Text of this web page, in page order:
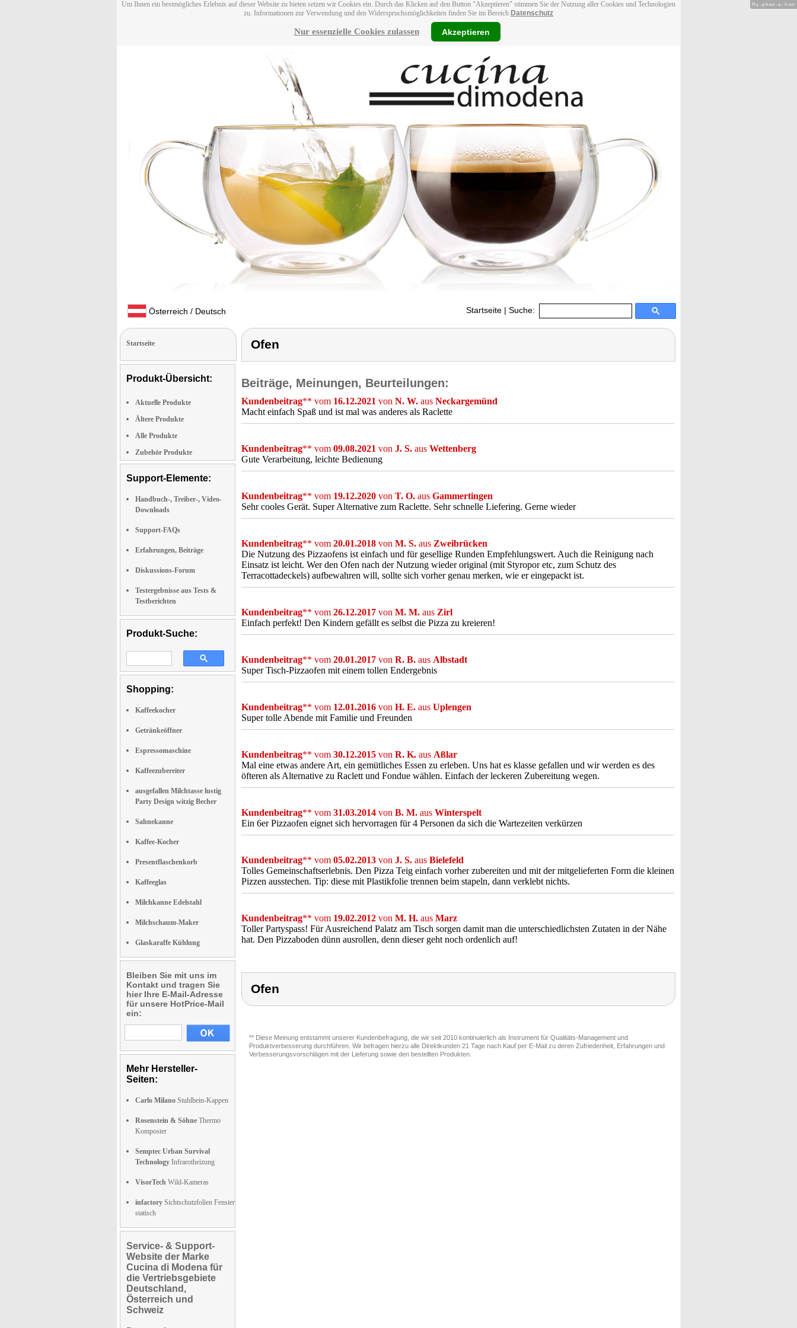
Um Ihnen ein bestmögliches Erlebnis auf dieser Website zu bieten setzen wir Cookies ein. Durch das Klicken auf den Button "Akzeptieren" stimmen Sie der Nutzung aller Cookies und Technologien
zu. Informationen zur Verwendung und den Widerspruchsmöglichkeiten finden Sie im Bereich Datenschutz
Nur essenzielle Cookies zulassen Akzeptieren
Österreich / Deutsch Startseite | Suche:
Startseite
Produkt-Übersicht:
Aktuelle Produkte
Ältere Produkte
Alle Produkte
Zubehör Produkte
Support-Elemente:
Handbuch-, Treiber-, Video-
Downloads
Support-FAQs
Erfahrungen, Beiträge
Diskussions-Forum
Testergebnisse aus Tests &
Testberichten
Produkt-Suche:
Shopping:
Kaffeekocher
Getränkeöffner
Espressomaschine
Kaffeezubereiter
ausgefallen Milchtasse lustig
Party Design witzig Becher
Sahnekanne
Kaffee-Kocher
Presentflaschenkorb
Kaffeeglas
Milchkanne Edelstahl
Milchschaum-Maker
Glaskaraffe Kühlung
Bleiben Sie mit uns im
Kontakt und tragen Sie
hier Ihre E-Mail-Adresse
für unsere HotPrice-Mail
ein:
Mehr Hersteller-
Seiten:
Carlo Milano Stuhlbein-Kappen
Rosenstein & Söhne Thermo
Komposter
Semptec Urban Survival
Technology Infrarotheizung
VisorTech Wild-Kameras
infactory Sichtschutzfolien Fenster
statisch
Service- & Support-
Website der Marke
Cucina di Modena für
die Vertriebsgebiete
Deutschland,
Österreich und
Schweiz
Ofen
Beiträge, Meinungen, Beurteilungen:
Kundenbeitrag** vom 16.12.2021 von N. W. aus Neckargemünd
Macht einfach Spaß und ist mal was anderes als Raclette
Kundenbeitrag** vom 09.08.2021 von J. S. aus Wettenberg
Gute Verarbeitung, leichte Bedienung
Kundenbeitrag** vom 19.12.2020 von T. O. aus Gammertingen
Sehr cooles Gerät. Super Alternative zum Raclette. Sehr schnelle Liefering. Gerne wieder
Kundenbeitrag** vom 20.01.2018 von M. S. aus Zweibrücken
Die Nutzung des Pizzaofens ist einfach und für gesellige Runden Empfehlungswert. Auch die Reinigung nach
Einsatz ist leicht. Wer den Ofen nach der Nutzung wieder original (mit Styropor etc, zum Schutz des
Terracottadeckels) aufbewahren will, sollte sich vorher genau merken, wie er eingepackt ist.
Kundenbeitrag** vom 26.12.2017 von M. M. aus Zirl
Einfach perfekt! Den Kindern gefällt es selbst die Pizza zu kreieren!
Kundenbeitrag** vom 20.01.2017 von R. B. aus Albstadt
Super Tisch-Pizzaofen mit einem tollen Endergebnis
Kundenbeitrag** vom 12.01.2016 von H. E. aus Uplengen
Super tolle Abende mit Familie und Freunden
Kundenbeitrag** vom 30.12.2015 von R. K. aus Aßlar
Mal eine etwas andere Art, ein gemütliches Essen zu erleben. Uns hat es klasse gefallen und wir werden es des
öfteren als Alternative zu Raclett und Fondue wählen. Einfach der leckeren Zubereitung wegen.
Kundenbeitrag** vom 31.03.2014 von B. M. aus Winterspelt
Ein 6er Pizzaofen eignet sich hervorragen für 4 Personen da sich die Wartezeiten verkürzen
Kundenbeitrag** vom 05.02.2013 von J. S. aus Bielefeld
Tolles Gemeinschaftserlebnis. Den Pizza Teig einfach vorher zubereiten und mit der mitgelieferten Form die kleinen
Pizzen ausstechen. Tip: diese mit Plastikfolie trennen beim stapeln, dann verklebt nichts.
Kundenbeitrag** vom 19.02.2012 von M. H. aus Marz
Toller Partyspass! Für Ausreichend Palatz am Tisch sorgen damit man die unterschiedlichsten Zutaten in der Nähe
hat. Den Pizzaboden dünn ausrollen, denn dieser geht noch ordenlich auf!
Ofen
** Diese Meinung entstammt unserer Kundenbefragung, die wir seit 2010 kontinuierlich als Instrument für Qualitäts-Management und
Produktverbesserung durchführen. Wir befragen hierzu alle Direktkunden 21 Tage nach Kauf per E-Mail zu deren Zufriedenheit, Erfahrungen und
Verbesserungsvorschlägen mit der Lieferung sowie den bestellten Produkten.
Hy-phen-a-tion